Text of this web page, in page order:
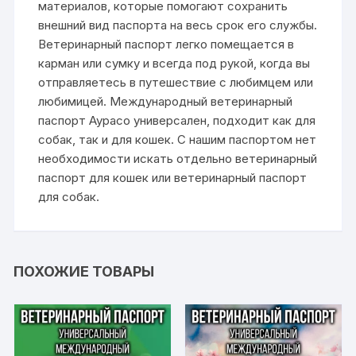
материалов, которые помогают сохранить
внешний вид паспорта на весь срок его службы.
Ветеринарный паспорт легко помещается в
карман или сумку и всегда под рукой, когда вы
отправляетесь в путешествие с любимцем или
любимицей. Международный ветеринарный
паспорт Аурасо универсален, подходит как для
собак, так и для кошек. С нашим паспортом нет
необходимости искать отдельно ветеринарный
паспорт для кошек или ветеринарный паспорт
для собак.
ПОХОЖИЕ ТОВАРЫ